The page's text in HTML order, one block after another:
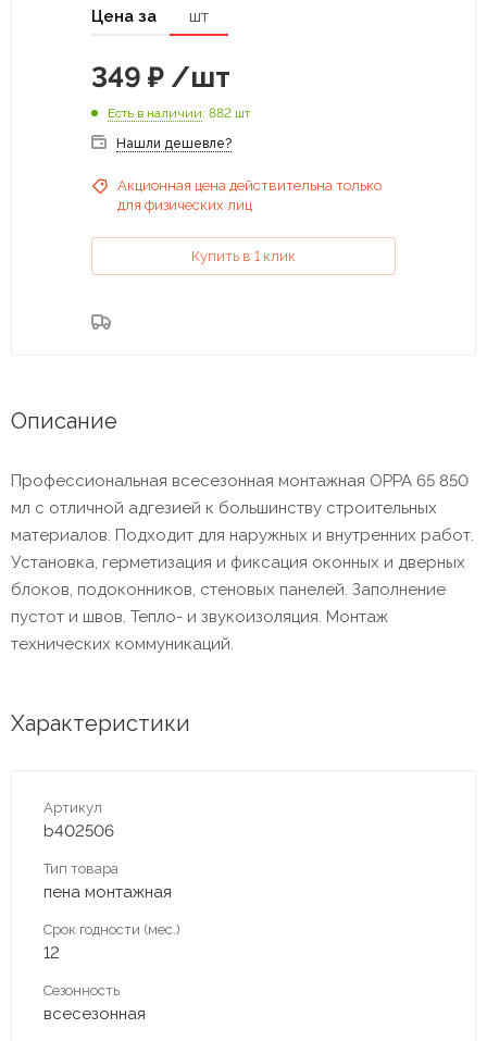
Цена за шт
349 ₽ /шт
Есть в наличии: 882 шт
Нашли дешевле?
Акционная цена действительна только
для физических лиц
Купить в 1 клик
Описание
Профессиональная всесезонная монтажная OPPA 65 850
мл с отличной адгезией к большинству строительных
материалов. Подходит для наружных и внутренних работ.
Установка, герметизация и фиксация оконных и дверных
блоков, подоконников, стеновых панелей. Заполнение
пустот и швов. Тепло- и звукоизоляция. Монтаж
технических коммуникаций.
Характеристики
Артикул
b402506
Тип товара
пена монтажная
Срок годности (мес.)
12
Сезонность
всесезонная